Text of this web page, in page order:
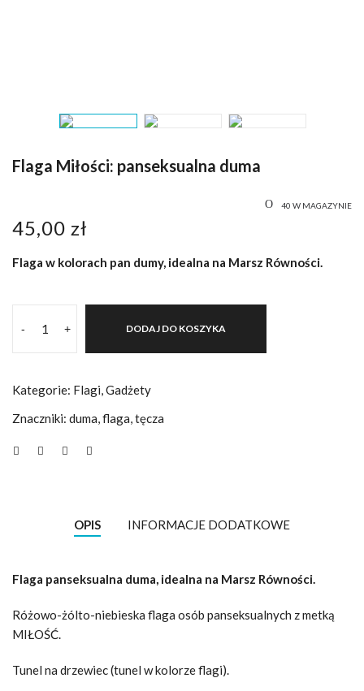
Flaga Miłości: panseksualna duma
40 W MAGAZYNIE
45,00 zł
Flaga w kolorach pan dumy, idealna na Marsz Równości.
- + DODAJ DO KOSZYKA
Kategorie: Flagi,Gadżety
Znaczniki: duma,flaga,tęcza
OPIS INFORMACJE DODATKOWE
Flaga panseksualna duma, idealna na Marsz Równości.
Różowo-żólto-niebieska flaga osób panseksualnych z metką
MIŁOŚĆ.
Tunel na drzewiec (tunel w kolorze flagi).